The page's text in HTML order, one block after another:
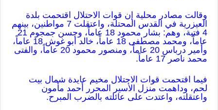
وقالت مصادر محلية إن قوات الاحتلال اقتحمت بلدة
العيزرية في القدس المحتلة، واعتقلت 7 مواطنين، بينهم
4 فتية، وهم: بشار محمود 18 عاماً، وحسن جمجوم 21
عاماً، ومحمد مصطفى 18 عاماً، خالد أبو غوش 18 عاماً،
وأمير درباس 20 عاماً، ومنصور محمود 20 عاماً، والفتى
محمد ناصر 17 عاماً.
فيما اقتحمت قوات الاحتلال مخيم عايدة شمال بيت
لحم، وداهمت منزل الأسير المحرر أحمد مأمون
واعتقلته، واعتدت على عائلته بالضرب المبرح.